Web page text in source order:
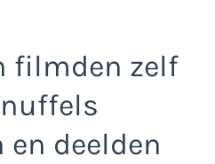
filmden zelf
en deelden